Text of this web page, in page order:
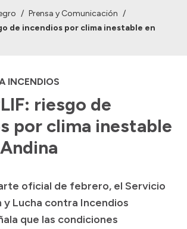
prensa
/ Prensa y Comunicación /
de incendios por clima inestable en
INCENDIOS
riesgo de
por clima inestable
oficial de febrero, el Servicio
y Lucha contra Incendios
que las condiciones